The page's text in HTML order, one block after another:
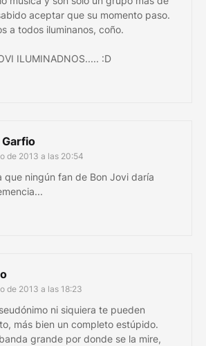
aceptar que su momento paso.
a todos iluminanos, coño.
ILUMINADNOS..... :D
de 2013 a las 20:54
que ningún fan de Bon Jovi daría
de 2013 a las 18:23
ni siquiera te pueden
más bien un completo estúpido.
grande por donde se la mire,